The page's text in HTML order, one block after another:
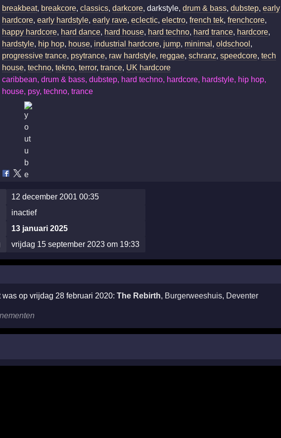
breakbeat, breakcore,classics,darkcore, darkstyle,drum & bass,dubstep,early
hardcore,early hardstyle,early rave,eclectic,electro,french tek,frenchcore,
happy hardcore, hard dance, hard house, hard techno, hard trance, hardcore,
hardstyle, hip hop, house, industrial hardcore, jump, minimal ,oldschool ,
progressive trance, psytrance, raw hardstyle, reggae,schranz,speedcore,tech
house,techno,tekno,terror,trance, UK hardcore
caribbean, drum & bass, dubstep, hard techno, hardcore, hardstyle, hip hop,
house, psy, techno, trance
12 december 2001 00:35
inactief
13 januari 2025
vrijdag 15 september 2023 om 19:33
was op vrijdag 28 februari 2020: The Rebirth, Burgerweeshuis, Deventer